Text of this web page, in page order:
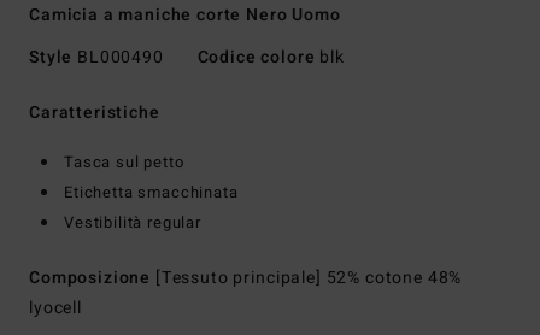
Camicia a maniche corte Nero Uomo
Style BL000490 Codice colore blk
Caratteristiche
Tasca sul petto
Etichetta smacchinata
Vestibilità regular
Composizione [Tessuto principale] 52% cotone 48%
lyocell